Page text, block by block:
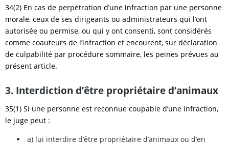
34(2) En cas de perpétration d’une infraction par une personne
morale, ceux de ses dirigeants ou administrateurs qui l’ont
autorisée ou permise, ou qui y ont consenti, sont considérés
comme coauteurs de l’infraction et encourent, sur déclaration
de culpabilité par procédure sommaire, les peines prévues au
présent article.
3. Interdiction d’être propriétaire d’animaux
35(1) Si une personne est reconnue coupable d’une infraction,
le juge peut :
a) lui interdire d’être propriétaire d’animaux ou d’en